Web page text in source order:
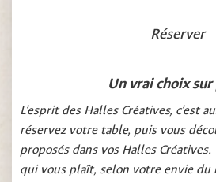
Réserver
Un vrai choix sur
L’esprit des Halles Créatives, c’est
réservez votre table, puis vous
proposés dans vos Halles
qui vous plaît, selon votre envie du